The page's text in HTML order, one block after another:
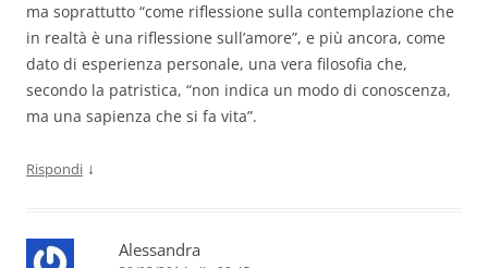
ma soprattutto “come riflessione sulla contemplazione che
in realtà è una riflessione sull’amore”, e più ancora, come
dato di esperienza personale, una vera filosofia che,
secondo la patristica, “non indica un modo di conoscenza,
ma una sapienza che si fa vita”.
Rispondi ↓
Alessandra